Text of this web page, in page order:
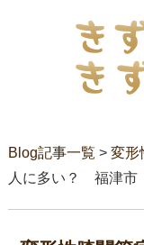
Blog記事一覧 > 変形
人に多い？ 福津